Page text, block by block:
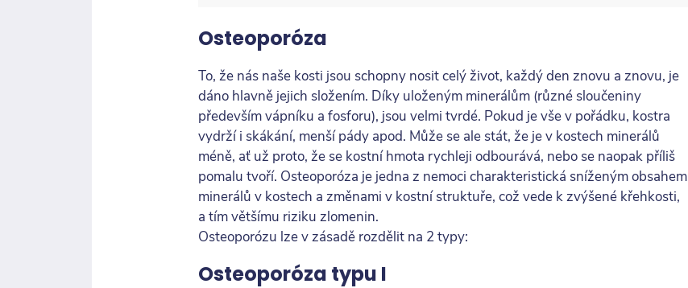
Osteoporóza
To, že nás naše kosti jsou schopny nosit celý život, každý den znovu a znovu, je
dáno hlavně jejich složením. Díky uloženým minerálům (různé sloučeniny
především vápníku a fosforu), jsou velmi tvrdé. Pokud je vše v pořádku, kostra
vydrží i skákání, menší pády apod. Může se ale stát, že je v kostech minerálů
méně, ať už proto, že se kostní hmota rychleji odbourává, nebo se naopak příliš
pomalu tvoří. Osteoporóza je jedna z nemoci charakteristická sníženým obsahem
minerálů v kostech a změnami v kostní struktuře, což vede k zvýšené křehkosti,
a tím většímu riziku zlomenin.
Osteoporózu lze v zásadě rozdělit na 2 typy:
Osteoporóza typu I